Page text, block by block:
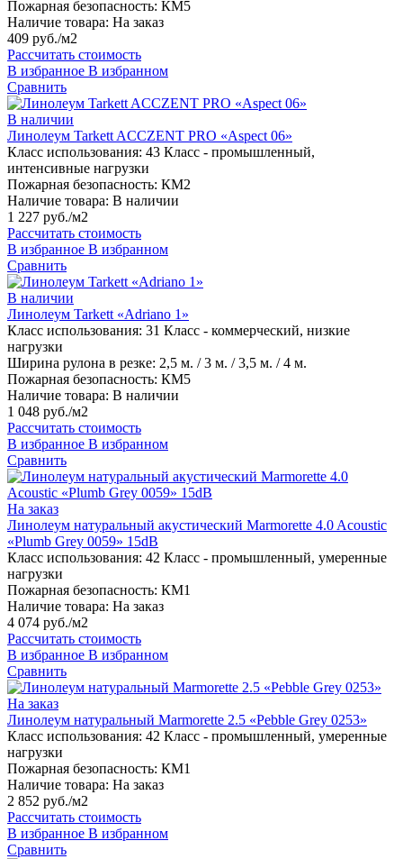
Пожарная безопасность: КМ5
Наличие товара: На заказ
409 руб./м2
Рассчитать стоимость
В избранное В избранном
Сравнить
В наличии
Линолеум Tarkett ACCZENT PRO «Aspect 06»
Класс использования: 43 Класс - промышленный,
интенсивные нагрузки
Пожарная безопасность: КМ2
Наличие товара: В наличии
1 227 руб./м2
Рассчитать стоимость
В избранное В избранном
Сравнить
В наличии
Линолеум Tarkett «Adriano 1»
Класс использования: 31 Класс - коммерческий, низкие
нагрузки
Ширина рулона в резке: 2,5 м. / 3 м. / 3,5 м. / 4 м.
Пожарная безопасность: КМ5
Наличие товара: В наличии
1 048 руб./м2
Рассчитать стоимость
В избранное В избранном
Сравнить
На заказ
Линолеум натуральный акустический Marmorette 4.0 Acoustic
«Plumb Grey 0059» 15dB
Класс использования: 42 Класс - промышленный, умеренные
нагрузки
Пожарная безопасность: КМ1
Наличие товара: На заказ
4 074 руб./м2
Рассчитать стоимость
В избранное В избранном
Сравнить
На заказ
Линолеум натуральный Marmorette 2.5 «Pebble Grey 0253»
Класс использования: 42 Класс - промышленный, умеренные
нагрузки
Пожарная безопасность: КМ1
Наличие товара: На заказ
2 852 руб./м2
Рассчитать стоимость
В избранное В избранном
Сравнить